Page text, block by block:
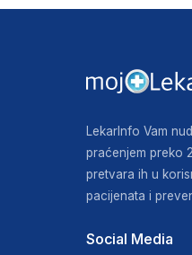
LekarInfo Vam
praćenjem preko
pretvara ih u
pacijenata i
Social Media